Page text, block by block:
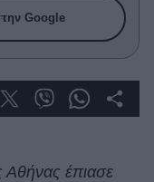
Google
Αθήνας έπιασε